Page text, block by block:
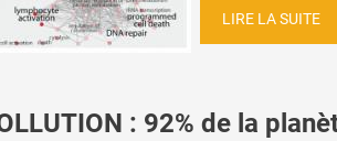
LIRE LA SUITE
: 92% de la